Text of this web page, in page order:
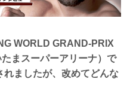
WORLD GRAND-PRIX
まスーパーアリーナ）で
ましたが、改めてどんな